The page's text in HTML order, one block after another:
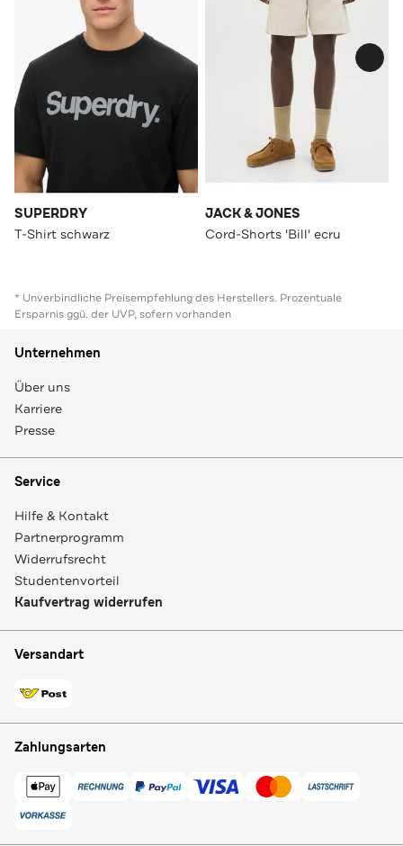
SUPERDRY
T-Shirt schwarz
JACK & JONES
Cord-Shorts 'Bill' ecru
* Unverbindliche Preisempfehlung des Herstellers. Prozentuale
Ersparnis ggü. der UVP, sofern vorhanden
Unternehmen
Über uns
Karriere
Presse
Service
Hilfe & Kontakt
Partnerprogramm
Widerrufsrecht
Studentenvorteil
Kaufvertrag widerrufen
Versandart
Zahlungsarten